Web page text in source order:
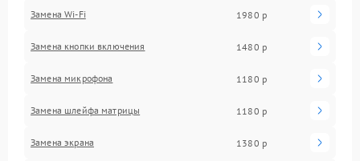
Замена Wi-Fi 1980 р
Замена кнопки включения 1480 р
Замена микрофона 1180 р
Замена шлейфа матрицы 1180 р
Замена экрана 1380 р